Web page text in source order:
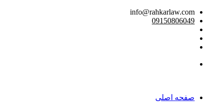
info@rahkarlaw.com
09150806049
صفحه اصلی